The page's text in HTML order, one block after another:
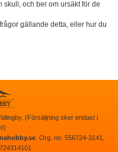
skull, och ber om ursäkt för de
gällande detta, eller hur du
(Försäljning sker endast i
. Org. no. 556724-3141,